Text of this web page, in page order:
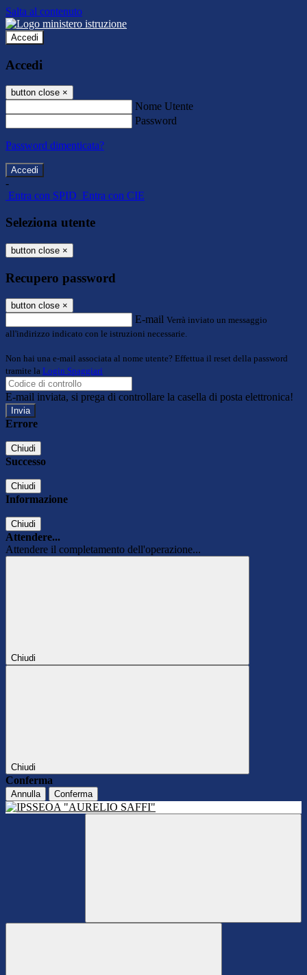
Salta al contenuto
Accedi
Accedi
button close ×
Nome Utente
Password
Password dimenticata?
-
Entra con SPID Entra con CIE
Seleziona utente
button close ×
Recupero password
button close ×
E-mail Verrà inviato un messaggio
all'indirizzo indicato con le istruzioni necessarie.
Non hai una e-mail associata al nome utente? Effettua il reset della password
tramite la Login Spaggiari
E-mail inviata, si prega di controllare la casella di posta elettronica!
Errore
Chiudi
Successo
Chiudi
Informazione
Chiudi
Attendere...
Attendere il completamento dell'operazione...
Chiudi
Chiudi
Conferma
Annulla Conferma